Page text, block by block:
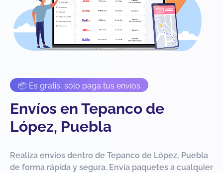
📦 Es gratis, sólo paga tus envíos
Envíos en Tepanco de
López, Puebla
Realiza envíos dentro de Tepanco de López, Puebla
de forma rápida y segura. Envía paquetes a cualquier